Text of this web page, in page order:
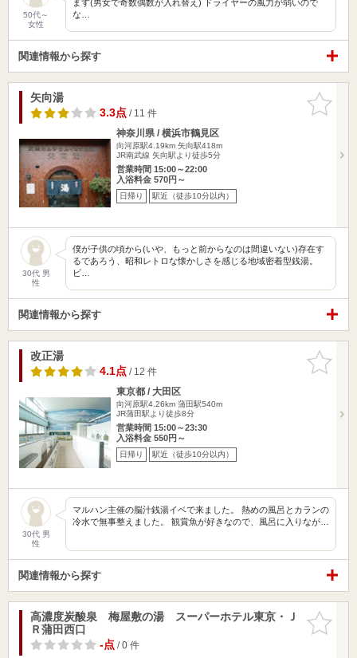
50代～
女性
ます(男女で奇数偶数が入れ替え) ドライヤーの風力が弱いので
な…
関連情報から探す
お気に入
りに追加
矢向湯
3.3点/ 11 件
神奈川県 / 横浜市鶴見区
向河原駅4.19km 矢向駅418m
JR南武線 矢向駅より徒歩5分
営業時間 15:00～22:00
入浴料金 570円～
日帰り 駅近（徒歩10分以内）
30代 男
性
僕が子供の頃から(いや、もっと前からなのは間違いない)存在す
るであろう、昭和レトロな懐かしさを感じる地域密着型銭湯。
ビ…
関連情報から探す
お気に入
りに追加
改正湯
4.1点/ 12 件
東京都 / 大田区
向河原駅4.26km 蒲田駅540m
JR蒲田駅より徒歩8分
営業時間 15:00～23:30
入浴料金 550円～
日帰り 駅近（徒歩10分以内）
30代 男
性
マルハン主催の脳汁銭湯イベで来ました。 熱めの風呂とカランの
冷水で無事整えました。 観賞魚が好きなので、風呂に入りなが…
関連情報から探す
お気に入
りに追加
高濃度炭酸泉 梅屋敷の湯 スーパーホテル東京・Ｊ
Ｒ蒲田西口
-点/ 0 件